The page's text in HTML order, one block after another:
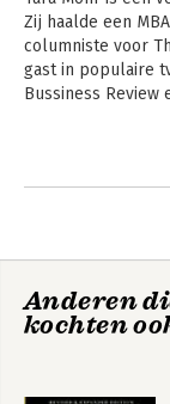
Zij haalde een
columniste voor
gast in populaire
Bussiness Review
Anderen
kochten